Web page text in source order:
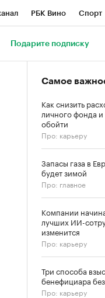
РБК Вино Спорт
ГородПодарите подписку
Самое
Как снизить
личного фонда
обойти
Про: карьеру
Запасы газа в
будет зимой
Про: главное
Компании
лучших ИИ-
изменится
Про: карьеру
Три способа
бенефициара
Про: карьеру